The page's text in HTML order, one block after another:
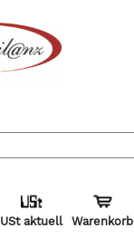
USt aktuell Warenkorb